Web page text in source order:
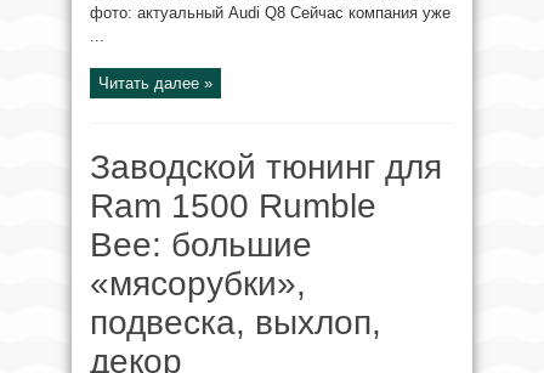
фото: актуальный Audi Q8 Сейчас компания уже
...
Читать далее »
Заводской тюнинг для
Ram 1500 Rumble
Bee: большие
«мясорубки»,
подвеска, выхлоп,
декор